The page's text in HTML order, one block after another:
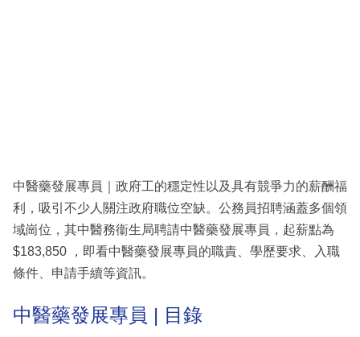
區
中醫藥發展專員｜政府工的穩定性以及具有競爭力的薪酬福
利，吸引不少人關注政府職位空缺。公務員招聘涵蓋多個領
域崗位，其中醫務衞生局聘請中醫藥發展專員，起薪點為
$183,850 ，即看中醫藥發展專員的職責、學歷要求、入職
條件、申請手續等資訊。
中醫藥發展專員 | 目錄